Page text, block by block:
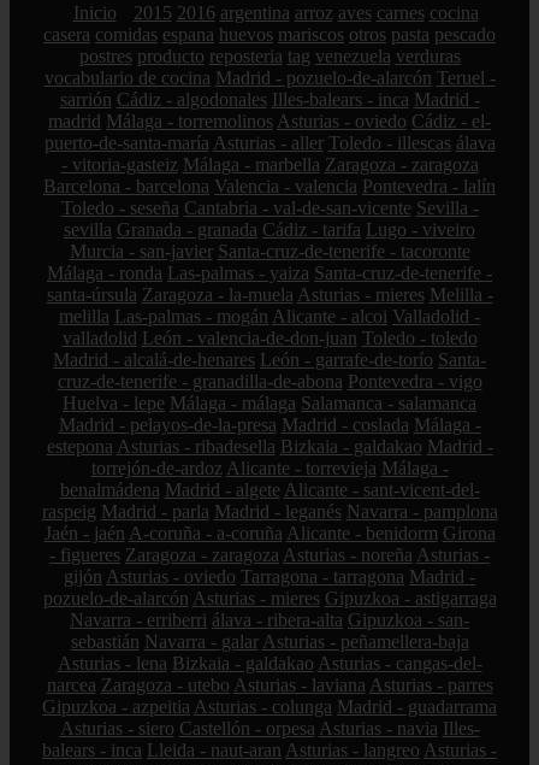
Inicio 2015 2016 argentina arroz aves carnes cocina
casera comidas espana huevos mariscos otros pasta pescado
postres producto reposteria tag venezuela verduras
vocabulario de cocina Madrid - pozuelo-de-alarcón Teruel -
sarrión Cádiz - algodonales Illes-balears - inca Madrid -
madrid Málaga - torremolinos Asturias - oviedo Cádiz - el-
puerto-de-santa-maría Asturias - aller Toledo - illescas álava
- vitoria-gasteiz Málaga - marbella Zaragoza - zaragoza
Barcelona - barcelona Valencia - valencia Pontevedra - lalín
Toledo - seseña Cantabria - val-de-san-vicente Sevilla -
sevilla Granada - granada Cádiz - tarifa Lugo - viveiro
Murcia - san-javier Santa-cruz-de-tenerife - tacoronte
Málaga - ronda Las-palmas - yaiza Santa-cruz-de-tenerife -
santa-úrsula Zaragoza - la-muela Asturias - mieres Melilla -
melilla Las-palmas - mogán Alicante - alcoi Valladolid -
valladolid León - valencia-de-don-juan Toledo - toledo
Madrid - alcalá-de-henares León - garrafe-de-torío Santa-
cruz-de-tenerife - granadilla-de-abona Pontevedra - vigo
Huelva - lepe Málaga - málaga Salamanca - salamanca
Madrid - pelayos-de-la-presa Madrid - coslada Málaga -
estepona Asturias - ribadesella Bizkaia - galdakao Madrid -
torrejón-de-ardoz Alicante - torrevieja Málaga -
benalmádena Madrid - algete Alicante - sant-vicent-del-
raspeig Madrid - parla Madrid - leganés Navarra - pamplona
Jaén - jaén A-coruña - a-coruña Alicante - benidorm Girona
- figueres Zaragoza - zaragoza Asturias - noreña Asturias -
gijón Asturias - oviedo Tarragona - tarragona Madrid -
pozuelo-de-alarcón Asturias - mieres Gipuzkoa - astigarraga
Navarra - erriberri álava - ribera-alta Gipuzkoa - san-
sebastián Navarra - galar Asturias - peñamellera-baja
Asturias - lena Bizkaia - galdakao Asturias - cangas-del-
narcea Zaragoza - utebo Asturias - laviana Asturias - parres
Gipuzkoa - azpeitia Asturias - colunga Madrid - guadarrama
Asturias - siero Castellón - orpesa Asturias - navia Illes-
balears - inca Lleida - naut-aran Asturias - langreo Asturias -